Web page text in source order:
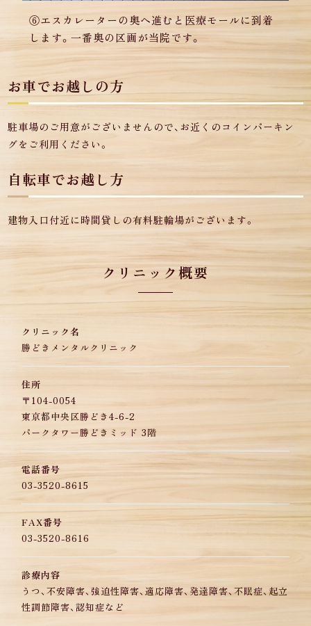
⑥エスカレーターの奥へ進むと医療モールに到着
します。一番奥の区画が当院です。
お車でお越しの方
駐車場のご用意がございませんので、お近くのコインパーキン
グをご利用ください。
自転車でお越し方
建物入口付近に時間貸しの有料駐輪場がございます。
クリニック概要
クリニック名
勝どきメンタルクリニック
住所
〒104-0054
東京都中央区勝どき4-6-2
パークタワー勝どきミッド 3階
電話番号
03-3520-8615
FAX番号
03-3520-8616
診療内容
うつ、不安障害、強迫性障害、適応障害、発達障害、不眠症、起立
性調節障害、認知症など